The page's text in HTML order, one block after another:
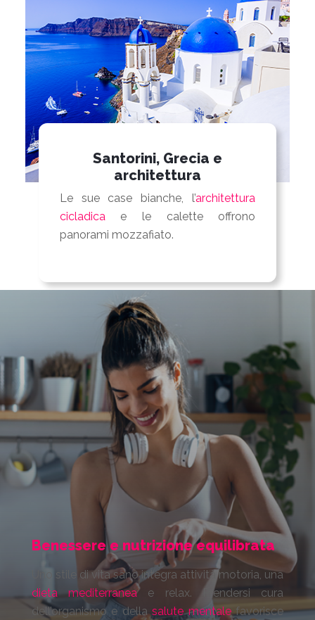
Santorini, Grecia e
architettura
Le sue case bianche, l’architettura
cicladicae le calette offrono
panorami mozzafiato.
Benessere e nutrizione equilibrata
Uno stile di vita sano integra attività motoria, una
dieta mediterraneae relax. Prendersi cura
dell’organismo e dellasalute mentalefavorisce